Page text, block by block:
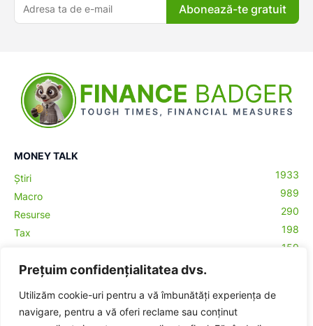
Prețuim confidențialitatea dvs.
Utilizăm cookie-uri pentru a vă îmbunătăți experiența de
navigare, pentru a vă oferi reclame sau conținut
Abonează-te gratuit
MONEY TALK
Știri
1933
Macro
989
Resurse
290
Tax
198
159
Contabilitate
Crypto